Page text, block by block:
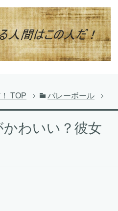
TOP バレーボール
わいい？彼女